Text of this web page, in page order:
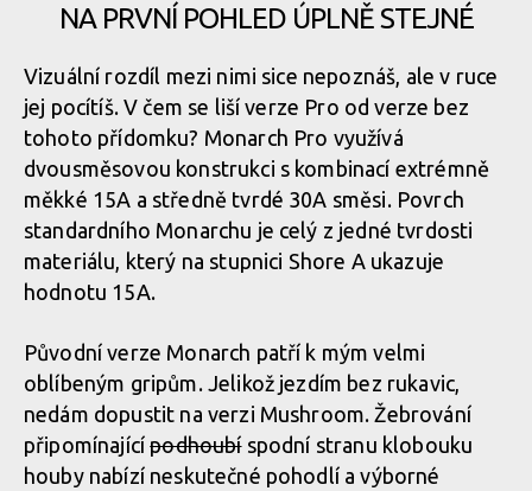
NA PRVNÍ POHLED ÚPLNĚ STEJNÉ
Vizuální rozdíl mezi nimi sice nepoznáš, ale v ruce
jej pocítíš. V čem se liší verze Pro od verze bez
tohoto přídomku? Monarch Pro využívá
dvousměsovou konstrukci s kombinací extrémně
měkké 15A a středně tvrdé 30A směsi. Povrch
standardního Monarchu je celý z jedné tvrdosti
materiálu, který na stupnici Shore A ukazuje
hodnotu 15A.
Původní verze Monarch patří k mým velmi
oblíbeným gripům. Jelikož jezdím bez rukavic,
nedám dopustit na verzi Mushroom. Žebrování
připomínajícípodhoubíspodní stranu klobouku
houby nabízí neskutečné pohodlí a výborné